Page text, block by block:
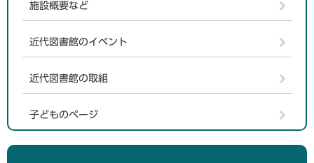
施設概要など
近代図書館のイベント
近代図書館の取組
子どものページ